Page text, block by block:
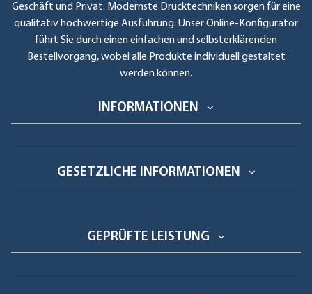
Geschäft und Privat. Modernste Drucktechniken sorgen für eine
qualitativ hochwertige Ausführung. Unser Online-Konfigurator
führt Sie durch einen einfachen und selbsterklärenden
Bestellvorgang, wobei alle Produkte individuell gestaltet
werden können.
INFORMATIONEN
GESETZLICHE INFORMATIONEN
GEPRÜFTE LEISTUNG